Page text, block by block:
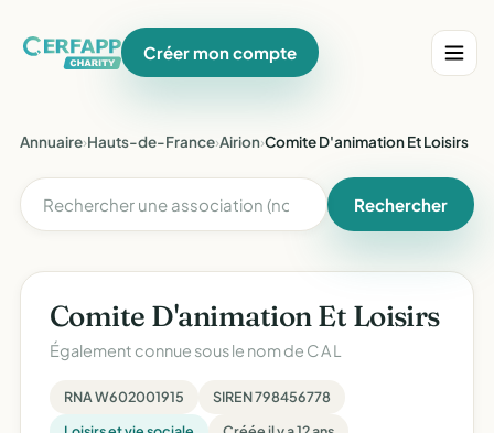
Créer mon compte
Annuaire›Hauts-de-France›Airion›Comite D'animation Et Loisirs
Rechercher
Comite D'animation Et Loisirs
Également connue sous le nom de C A L
RNA W602001915
SIREN 798456778